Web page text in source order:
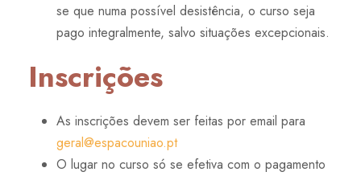
se que numa possível desistência, o curso seja
pago integralmente, salvo situações excepcionais.
Inscrições
As inscrições devem ser feitas por email para
geral@espacouniao.pt
O lugar no curso só se efetiva com o pagamento